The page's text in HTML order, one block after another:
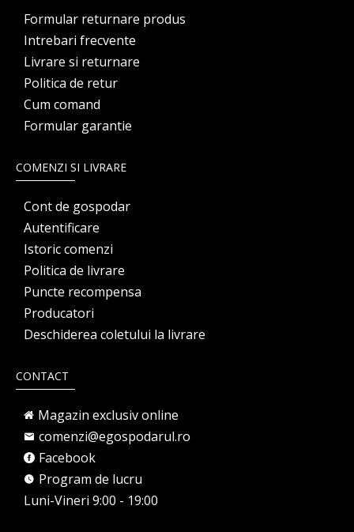
Formular returnare produs
Intrebari frecvente
Livrare si returnare
Politica de retur
Cum comand
Formular garantie
COMENZI SI LIVRARE
Cont de gospodar
Autentificare
Istoric comenzi
Politica de livrare
Puncte recompensa
Producatori
Deschiderea coletului la livrare
CONTACT
Magazin exclusiv online
comenzi@egospodarul.ro
Facebook
Program de lucru
Luni-Vineri 9:00 - 19:00